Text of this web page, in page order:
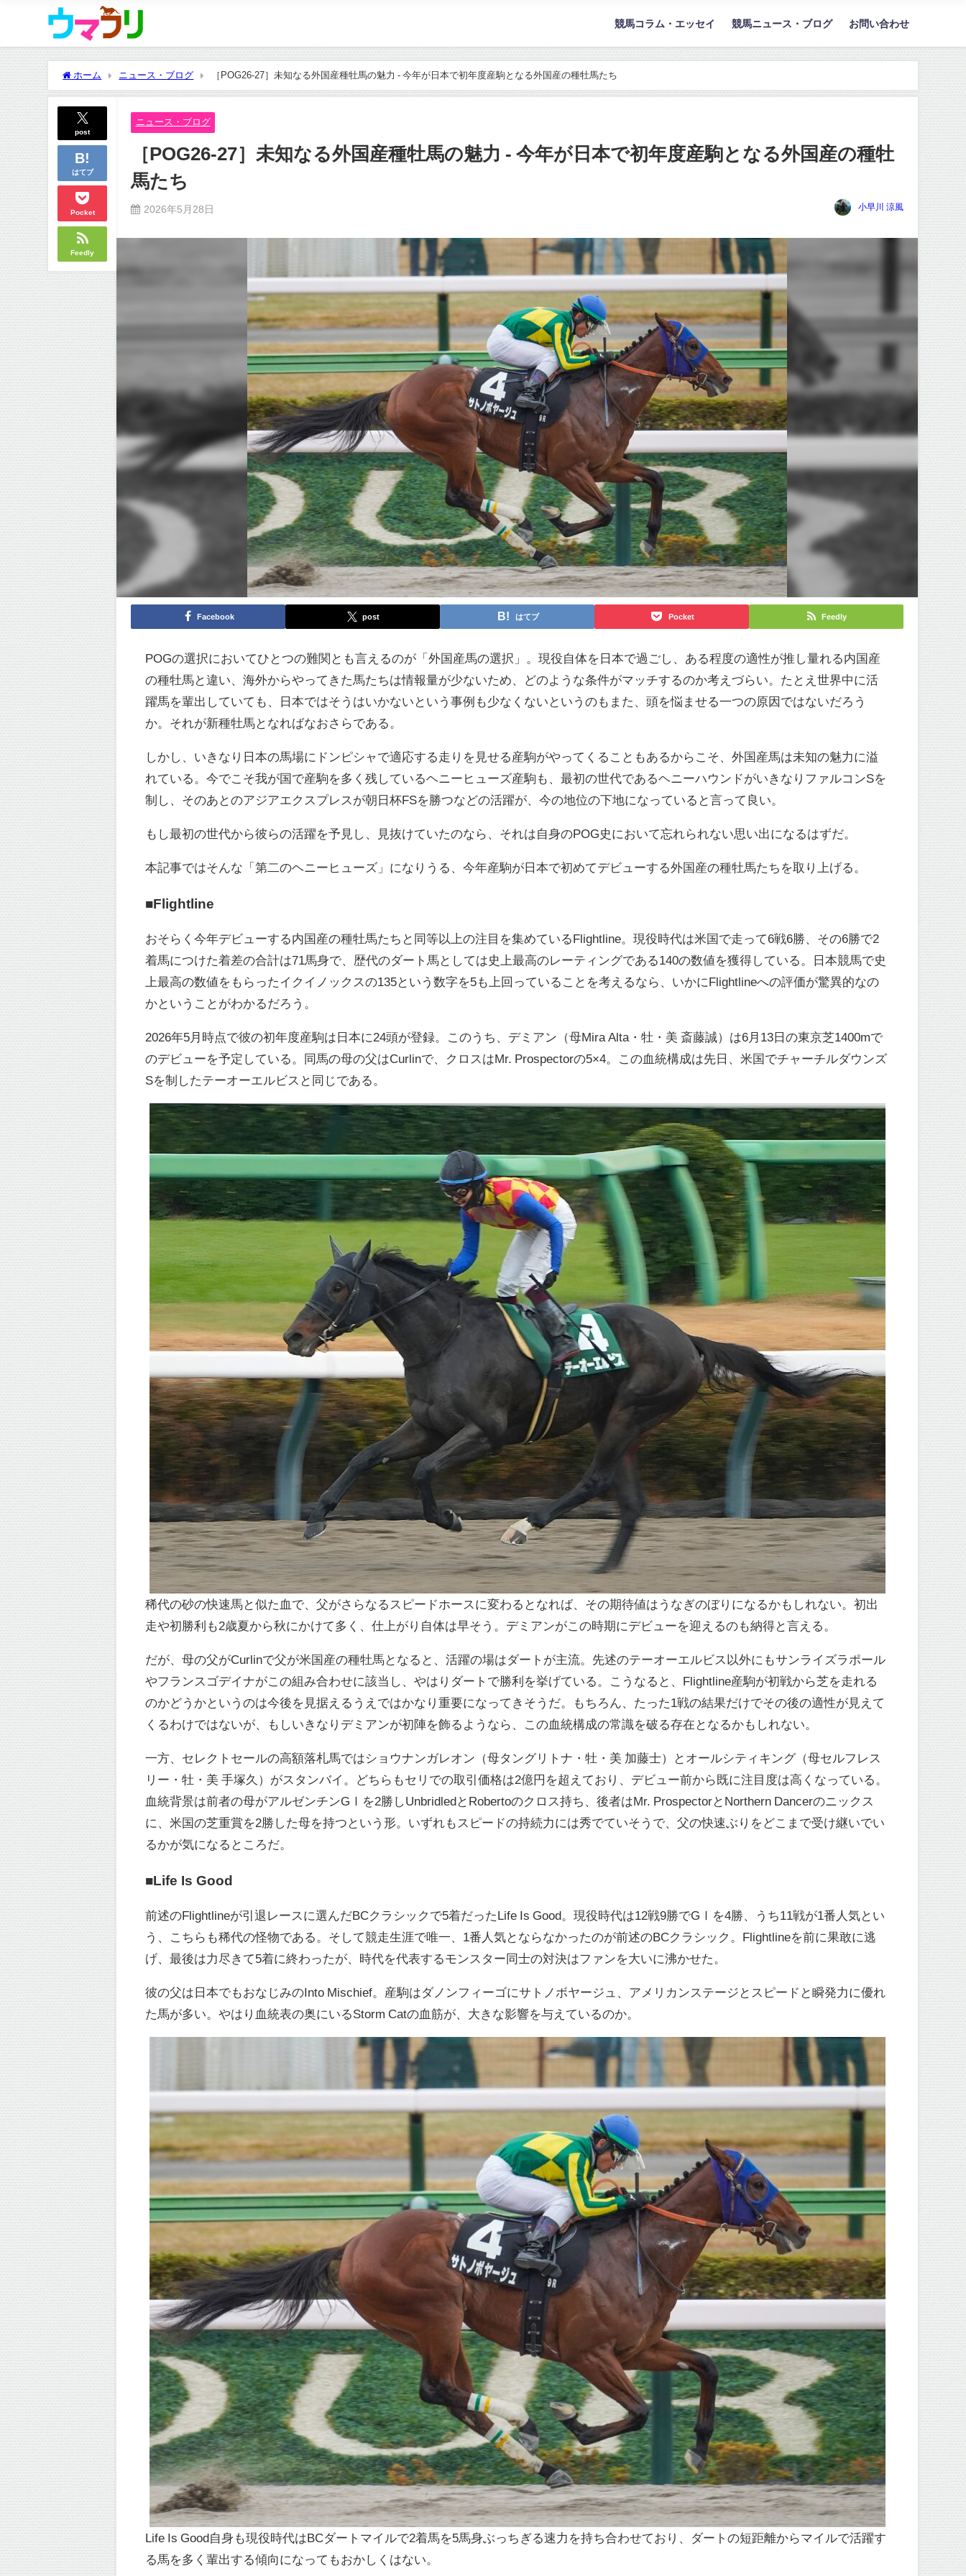
競馬コラム・エッセイ 競馬ニュース・ブログ お問い合わせ
ホーム ニュース・ブログ ［POG26-27］未知なる外国産種牡馬の魅力 - 今年が日本で初年度産駒となる外国産の種牡馬たち
post
はてブ
Pocket
Feedly
ニュース・ブログ
［POG26-27］未知なる外国産種牡馬の魅力 - 今年が日本で初年度産駒となる外国産の種牡
馬たち
2026年5月28日 小早川 涼風
Facebook post はてブ Pocket Feedly
POGの選択においてひとつの難関とも言えるのが「外国産馬の選択」。現役自体を日本で過ごし、ある程度の適性が推し量れる内国産
の種牡馬と違い、海外からやってきた馬たちは情報量が少ないため、どのような条件がマッチするのか考えづらい。たとえ世界中に活
躍馬を輩出していても、日本ではそうはいかないという事例も少なくないというのもまた、頭を悩ませる一つの原因ではないだろう
か。それが新種牡馬となればなおさらである。
しかし、いきなり日本の馬場にドンピシャで適応する走りを見せる産駒がやってくることもあるからこそ、外国産馬は未知の魅力に溢
れている。今でこそ我が国で産駒を多く残しているヘニーヒューズ産駒も、最初の世代であるヘニーハウンドがいきなりファルコンSを
制し、そのあとのアジアエクスプレスが朝日杯FSを勝つなどの活躍が、今の地位の下地になっていると言って良い。
もし最初の世代から彼らの活躍を予見し、見抜けていたのなら、それは自身のPOG史において忘れられない思い出になるはずだ。
本記事ではそんな「第二のヘニーヒューズ」になりうる、今年産駒が日本で初めてデビューする外国産の種牡馬たちを取り上げる。
■Flightline
おそらく今年デビューする内国産の種牡馬たちと同等以上の注目を集めているFlightline。現役時代は米国で走って6戦6勝、その6勝で2
着馬につけた着差の合計は71馬身で、歴代のダート馬としては史上最高のレーティングである140の数値を獲得している。日本競馬で史
上最高の数値をもらったイクイノックスの135という数字を5も上回っていることを考えるなら、いかにFlightlineへの評価が驚異的なの
かということがわかるだろう。
2026年5月時点で彼の初年度産駒は日本に24頭が登録。このうち、デミアン（母Mira Alta・牡・美 斎藤誠）は6月13日の東京芝1400mで
のデビューを予定している。同馬の母の父はCurlinで、クロスはMr. Prospectorの5×4。この血統構成は先日、米国でチャーチルダウンズ
Sを制したテーオーエルビスと同じである。
稀代の砂の快速馬と似た血で、父がさらなるスピードホースに変わるとなれば、その期待値はうなぎのぼりになるかもしれない。初出
走や初勝利も2歳夏から秋にかけて多く、仕上がり自体は早そう。デミアンがこの時期にデビューを迎えるのも納得と言える。
だが、母の父がCurlinで父が米国産の種牡馬となると、活躍の場はダートが主流。先述のテーオーエルビス以外にもサンライズラポール
やフランスゴデイナがこの組み合わせに該当し、やはりダートで勝利を挙げている。こうなると、Flightline産駒が初戦から芝を走れる
のかどうかというのは今後を見据えるうえではかなり重要になってきそうだ。もちろん、たった1戦の結果だけでその後の適性が見えて
くるわけではないが、もしいきなりデミアンが初陣を飾るようなら、この血統構成の常識を破る存在となるかもしれない。
一方、セレクトセールの高額落札馬ではショウナンガレオン（母タングリトナ・牡・美 加藤士）とオールシティキング（母セルフレス
リー・牡・美 手塚久）がスタンバイ。どちらもセリでの取引価格は2億円を超えており、デビュー前から既に注目度は高くなっている。
血統背景は前者の母がアルゼンチンGⅠを2勝しUnbridledとRobertoのクロス持ち、後者はMr. ProspectorとNorthern Dancerのニックス
に、米国の芝重賞を2勝した母を持つという形。いずれもスピードの持続力には秀でていそうで、父の快速ぶりをどこまで受け継いでい
るかが気になるところだ。
■Life Is Good
前述のFlightlineが引退レースに選んだBCクラシックで5着だったLife Is Good。現役時代は12戦9勝でGⅠを4勝、うち11戦が1番人気とい
う、こちらも稀代の怪物である。そして競走生涯で唯一、1番人気とならなかったのが前述のBCクラシック。Flightlineを前に果敢に逃
げ、最後は力尽きて5着に終わったが、時代を代表するモンスター同士の対決はファンを大いに沸かせた。
彼の父は日本でもおなじみのInto Mischief。産駒はダノンフィーゴにサトノボヤージュ、アメリカンステージとスピードと瞬発力に優れ
た馬が多い。やはり血統表の奥にいるStorm Catの血筋が、大きな影響を与えているのか。
Life Is Good自身も現役時代はBCダートマイルで2着馬を5馬身ぶっちぎる速力を持ち合わせており、ダートの短距離からマイルで活躍す
る馬を多く輩出する傾向になってもおかしくはない。